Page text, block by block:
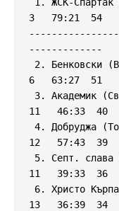
3   79:21  54
-------------
6   63:27  51
11   46:33  40
12   57:43  39
11   39:33  36
13   36:39  34